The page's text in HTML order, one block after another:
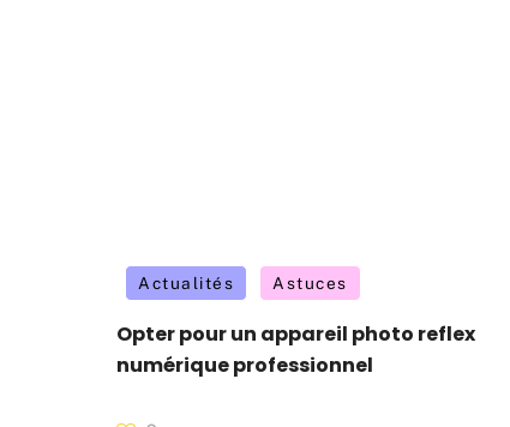
Actualités Astuces
Opter pour un appareil photo reflex
numérique professionnel